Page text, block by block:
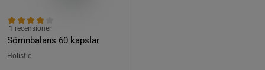
Sömnbalans 60 kapslar
1 recensioner
Holistic